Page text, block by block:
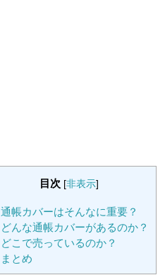
目次 [非表示]
通帳カバーはそんなに重要？
どんな通帳カバーがあるのか？
どこで売っているのか？
まとめ